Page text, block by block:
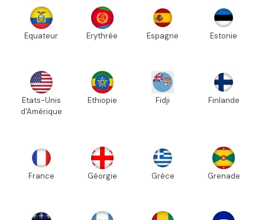
Equateur Erythrée Espagne Estonie
Etats-Unis
d'Amérique
Ethiopie Fidji Finlande
France Géorgie Grèce Grenade